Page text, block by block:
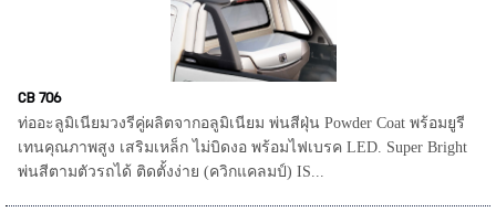
CB 706
ท่ออะลูมิเนียมวงรีคู่ผลิตจากอลูมิเนียม พ่นสีฝุ่น Powder Coat พร้อมยูรี
เทนคุณภาพสูง เสริมเหล็ก ไม่บิดงอ พร้อมไฟเบรค LED. Super Bright
พ่นสีตามตัวรถได้ ติดตั้งง่าย (ควิกแคลมป์) IS...